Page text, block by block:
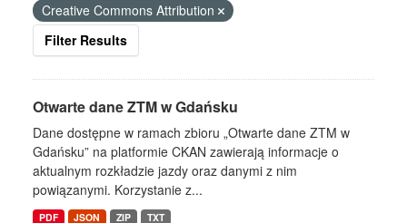
Creative Commons Attribution
Filter Results
Otwarte dane ZTM w Gdańsku
Dane dostępne w ramach zbioru „Otwarte dane ZTM w
Gdańsku” na platformie CKAN zawierają informacje o
aktualnym rozkładzie jazdy oraz danymi z nim
powiązanymi. Korzystanie z...
PDF JSON ZIP TXT